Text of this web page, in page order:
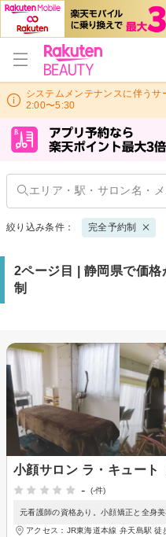
システムメンテナンスに伴う
2:00〜5:30
絞り込み条件： 完全予約制
2ページ目 | 静岡県で価
制
小顔サロン ラ・キュート
-
(-件)
元看護師の資格あり。小顔矯正と全身
アクセス：JR東海道本線 弁天島駅 徒